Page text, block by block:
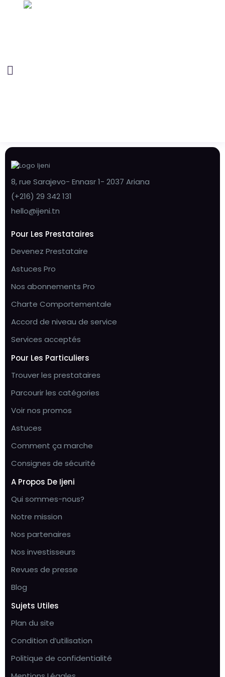
8, rue Sarajevo- Ennasr 1- 2037 Ariana
(+216) 29 342 131
hello@ijeni.tn
Pour Les Prestataires
Devenez Prestataire
Astuces Pro
Nos abonnements Pro
Charte Comportementale
Accord de niveau de service
Services acceptés
Pour Les Particuliers
Trouver les prestataires
Parcourir les catégories
Voir nos promos
Astuces
Comment ça marche
Consignes de sécurité
A Propos De Ijeni
Qui sommes-nous?
Notre mission
Nos partenaires
Nos investisseurs
Revues de presse
Blog
Sujets Utiles
Plan du site
Condition d’utilisation
Politique de confidentialité